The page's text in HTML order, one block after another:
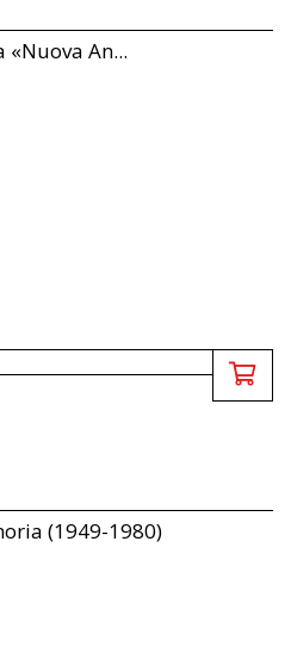
An...
(1949-1980)